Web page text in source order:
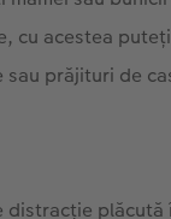
cu acestea
prăjituri de
distracție